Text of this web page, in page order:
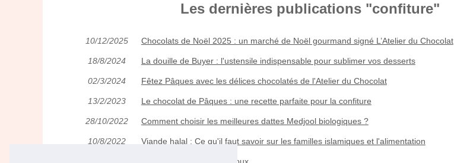
Les dernières publications "confiture"
10/12/2025 Chocolats de Noël 2025 : un marché de Noël gourmand signé L’Atelier du Chocolat
18/8/2024 La douille de Buyer : l'ustensile indispensable pour sublimer vos desserts
02/3/2024 Fêtez Pâques avec les délices chocolatés de l'Atelier du Chocolat
13/2/2023 Le chocolat de Pâques : une recette parfaite pour la confiture
28/10/2022 Comment choisir les meilleures dattes Medjool biologiques ?
10/8/2022 Viande halal : Ce qu'il faut savoir sur les familles islamiques et l'alimentation
Confitures aux piments doux